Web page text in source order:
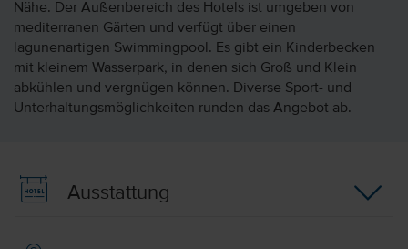
Nähe. Der Außenbereich des Hotels ist umgeben von
mediterranen Gärten und verfügt über einen
lagunenartigen Swimmingpool. Es gibt ein Kinderbecken
mit kleinem Wasserpark, in denen sich Groß und Klein
abkühlen und vergnügen können. Diverse Sport- und
Unterhaltungsmöglichkeiten runden das Angebot ab.
Ausstattung